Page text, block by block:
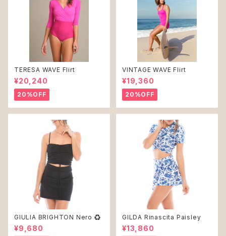
TERESA WAVE Flirt
¥20,240
20%OFF
VINTAGE WAVE Flirt
¥19,360
20%OFF
GIULIA BRIGHTON Nero ♻︎
¥9,680
GILDA Rinascita Paisley
¥13,860